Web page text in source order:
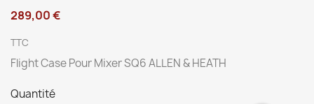
289,00 €
TTC
Flight Case Pour Mixer SQ6 ALLEN & HEATH
Quantité